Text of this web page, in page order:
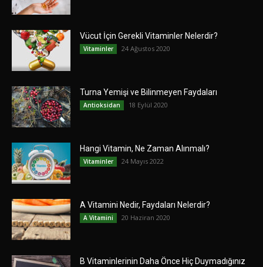
Vücut İçin Gerekli Vitaminler Nelerdir?
Vitaminler 24 Ağustos 2020
Turna Yemişi ve Bilinmeyen Faydaları
Antioksidan 18 Eylül 2020
Hangi Vitamin, Ne Zaman Alınmalı?
Vitaminler 24 Mayıs 2022
A Vitamini Nedir, Faydaları Nelerdir?
A Vitamini 20 Haziran 2020
B Vitaminlerinin Daha Önce Hiç Duymadığınız